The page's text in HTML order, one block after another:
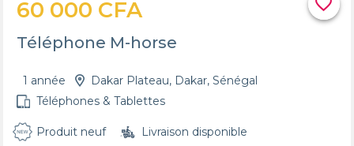
60 000 CFA
Téléphone M-horse
1 année
Dakar Plateau, Dakar, Sénégal
Téléphones & Tablettes
Produit neuf Livraison disponible